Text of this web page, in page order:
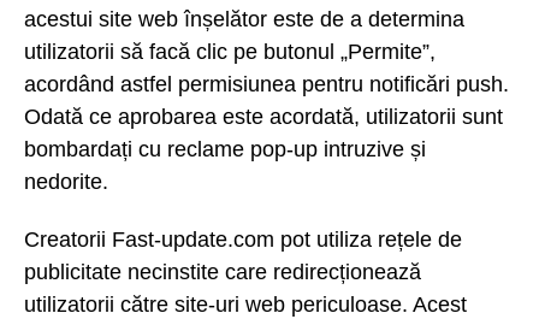
acestui site web înșelător este de a determina
utilizatorii să facă clic pe butonul „Permite”,
acordând astfel permisiunea pentru notificări push.
Odată ce aprobarea este acordată, utilizatorii sunt
bombardați cu reclame pop-up intruzive și
nedorite.
Creatorii Fast-update.com pot utiliza rețele de
publicitate necinstite care redirecționează
utilizatorii către site-uri web periculoase. Acest